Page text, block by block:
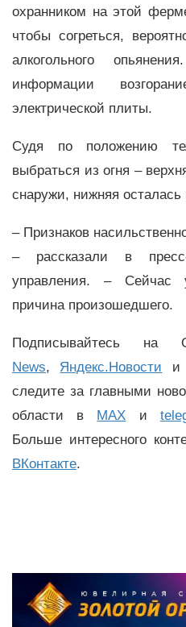
охранником на этой
чтобы согреться,
алкогольного
информации
электрической плиты.
Судя по положению
выбраться из огня –
снаружи, нижняя
– Признаков
– рассказали в пресс-
управления. – Сейчас
причина произошедшего.
Подписывайтесь
News, Яндекс.Новости и
следите за главными
области в MAX и
Больше интересного
ВКонтакте.